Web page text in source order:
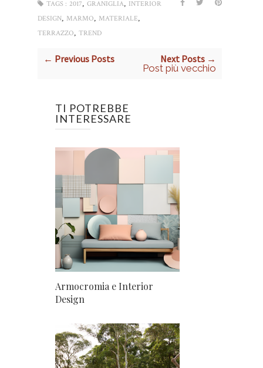
TAGS : 2017, GRANIGLIA, INTERIOR
DESIGN, MARMO, MATERIALE,
TERRAZZO, TREND
← Previous Posts
Next Posts →
Post più vecchio
TI POTREBBE
INTERESSARE
Armocromia e Interior
Design